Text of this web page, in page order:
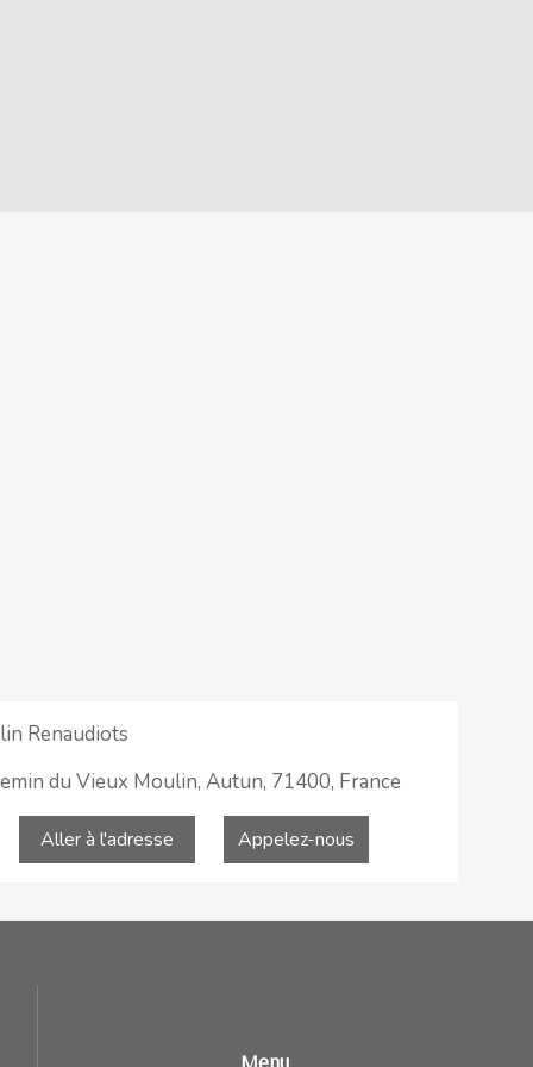
Renaudiots
du Vieux Moulin, Autun, 71400, France
Aller à l'adresse Appelez-nous
Menu